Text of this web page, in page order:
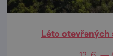
Léto otevřených